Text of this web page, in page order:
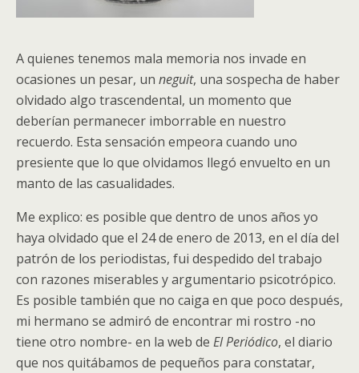
A quienes tenemos mala memoria nos invade en
ocasiones un pesar, un neguit, una sospecha de haber
olvidado algo trascendental, un momento que
deberían permanecer imborrable en nuestro
recuerdo. Esta sensación empeora cuando uno
presiente que lo que olvidamos llegó envuelto en un
manto de las casualidades.
Me explico: es posible que dentro de unos años yo
haya olvidado que el 24 de enero de 2013, en el día del
patrón de los periodistas, fui despedido del trabajo
con razones miserables y argumentario psicotrópico.
Es posible también que no caiga en que poco después,
mi hermano se admiró de encontrar mi rostro -no
tiene otro nombre- en la web de El Periódico, el diario
que nos quitábamos de pequeños para constatar,